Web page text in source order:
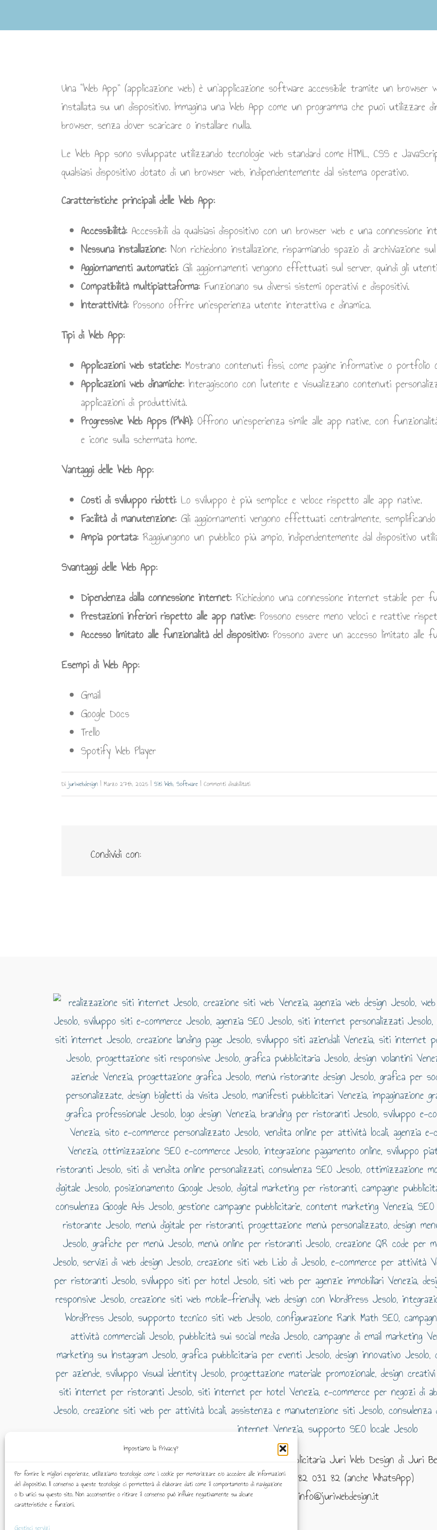
Impostiamo la Privacy?
Per fornire le migliori esperienze, utilizziamo tecnologie come i cookie per memorizzare e/o accedere alle informazioni
del dispositivo. Il consenso a queste tecnologie ci permetterà di elaborare dati come il comportamento di navigazione
o ID unici su questo sito. Non acconsentire o ritirare il consenso può influire negativamente su alcune
caratteristiche e funzioni.
Gestisci servizi
Una “Web App” (applicazione web) è un’applicazione software accessibile tramite un browser
installata su un dispositivo. Immagina una Web App come un programma che puoi utilizzare
browser, senza dover scaricare o installare nulla.
Le Web App sono sviluppate utilizzando tecnologie web standard come HTML, CSS e
qualsiasi dispositivo dotato di un browser web, indipendentemente dal sistema operativo.
Caratteristiche principali delle Web App:
Accessibilità: Accessibili da qualsiasi dispositivo con un browser web e una connessione
Nessuna installazione: Non richiedono installazione, risparmiando spazio di archiviazione
Aggiornamenti automatici: Gli aggiornamenti vengono effettuati sul server, quindi gli
Compatibilità multipiattaforma: Funzionano su diversi sistemi operativi e dispositivi.
Interattività: Possono offrire un’esperienza utente interattiva e dinamica.
Tipi di Web App:
Applicazioni web statiche: Mostrano contenuti fissi, come pagine informative o portfolio
Applicazioni web dinamiche: Interagiscono con l’utente e visualizzano contenuti
applicazioni di produttività.
Progressive Web Apps (PWA): Offrono un’esperienza simile alle app native, con
e icone sulla schermata home.
Vantaggi delle Web App:
Costi di sviluppo ridotti: Lo sviluppo è più semplice e veloce rispetto alle app native.
Facilità di manutenzione: Gli aggiornamenti vengono effettuati centralmente,
Ampia portata: Raggiungono un pubblico più ampio, indipendentemente dal dispositivo
Svantaggi delle Web App:
Dipendenza dalla connessione internet: Richiedono una connessione internet stabile per
Prestazioni inferiori rispetto alle app native: Possono essere meno veloci e reattive
Accesso limitato alle funzionalità del dispositivo: Possono avere un accesso limitato alle
Esempi di Web App:
Gmail
Google Docs
Trello
Spotify Web Player
Dijuriwebdesign | Marzo 27th, 2025 | Siti Web,Software | Commenti disabilitatisu
Condividi con:
Agenzia Web e Grafico Pubblicitaria Juri Web Design di Juri
Telefono: 393 82 031 82 (anche WhatsApp)
eMail: info@juriwebdesign.it